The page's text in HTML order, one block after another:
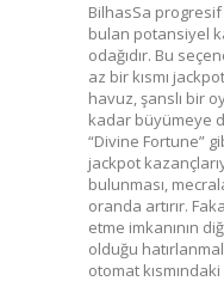
BilhasSa
bulan potansiyel
odağıdır. Bu
az bir kısmı
havuz, şanslı bir
kadar büyümeye
“Divine Fortune”
jackpot
bulunması,
oranda artırır.
etme imkanının
olduğu
otomat